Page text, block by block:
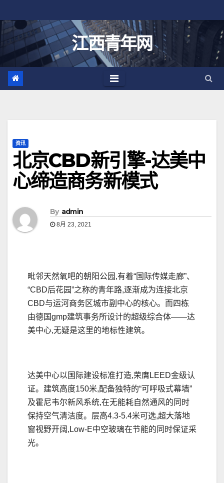
至
江西青年网
资讯
北京CBD新引擎-达美中
心缔造商务新模式
By admin
8月 23, 2021
毗邻天然氧吧的朝阳公园,有着“国际传媒走廊”、
“CBD后花园”之称的青年路,逐渐成为连接北京
CBD与运河商务区城市副中心的核心。而四栋
由德国gmp建筑事务所设计的超级综合体——达
美中心,无疑是这里的地标性建筑。
达美中心以国际建设标准打造,荣膺LEED金级认
证。建筑高度150米,配备独特的“可呼吸式幕墙”
及霍尼韦尔新风系统,在无能耗自然通风的同时
保持空气清洁度。层高4.3-5.4米可选,超大落地
窗视野开阔,Low-E中空玻璃在节能的同时保证采
光。